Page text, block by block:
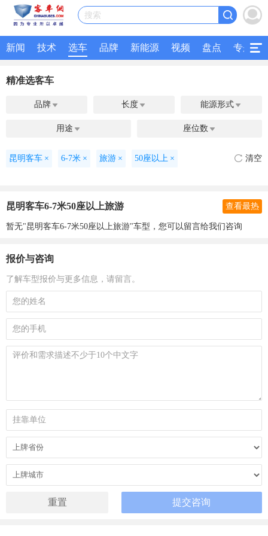
搜索
新闻 技术 选车 品牌 新能源 视频 盘点 专题
精准选客车
品牌  长度  能源形式 
用途  座位数 
昆明客车 × 6-7米 × 旅游 × 50座以上 × 清空
昆明客车6-7米50座以上旅游 查看最热
暂无"昆明客车6-7米50座以上旅游"车型，您可以留言给我们咨询
报价与咨询
了解车型报价与更多信息，请留言。